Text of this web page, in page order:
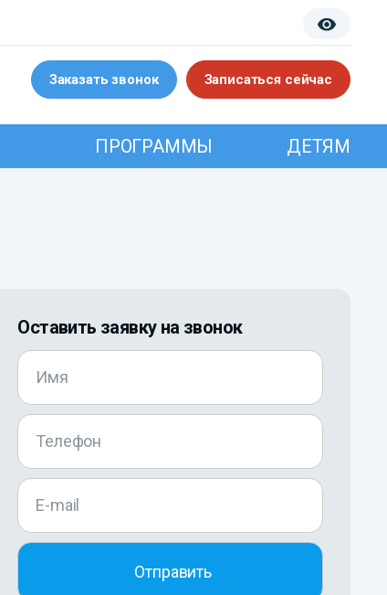
Заказать звонок Записаться сейчас
ПРОГРАММЫ ДЕТЯМ
Оставить заявку на звонок